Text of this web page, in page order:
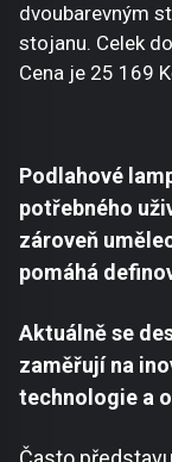
dvoubarevným
stojanu. Celek
Cena je 25 169
Podlahové
potřebného
zároveň
pomáhá
Aktuálně se
zaměřují na
technologie a